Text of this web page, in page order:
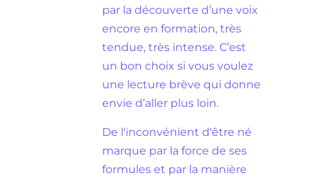
par la découverte d’une voix
encore en formation, très
tendue, très intense. C’est
un bon choix si vous voulez
une lecture brève qui donne
envie d’aller plus loin.
De l'inconvénient d'être né
marque par la force de ses
formules et par la manière